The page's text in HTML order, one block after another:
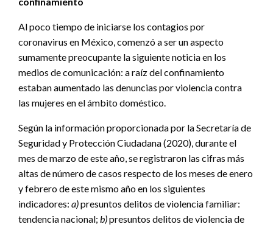
Al poco tiempo de iniciarse los contagios por
coronavirus en México, comenzó a ser un aspecto
sumamente preocupante la siguiente noticia en los
medios de comunicación: a raíz del confinamiento
estaban aumentado las denuncias por violencia contra
las mujeres en el ámbito doméstico.
Según la información proporcionada por la Secretaría de
Seguridad y Protección Ciudadana (2020), durante el
mes de marzo de este año, se registraron las cifras más
altas de número de casos respecto de los meses de enero
y febrero de este mismo año en los siguientes
indicadores: a)presuntos delitos de violencia familiar:
tendencia nacional; b)presuntos delitos de violencia de